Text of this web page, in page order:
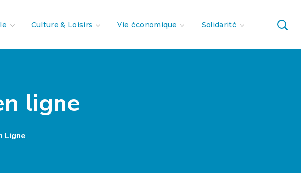
Culture & Loisirs Vie économique Solidarité
ligne
Ligne